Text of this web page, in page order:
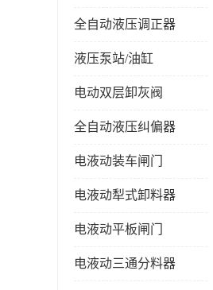
全自动液压调正器
液压泵站/油缸
电动双层卸灰阀
全自动液压纠偏器
电液动装车闸门
电液动犁式卸料器
电液动平板闸门
电液动三通分料器